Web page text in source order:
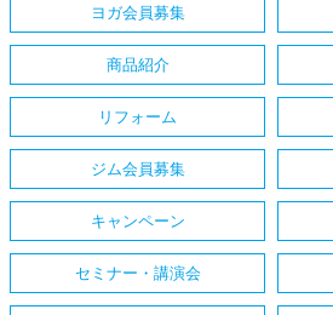
ヨガ会員募集
商品紹介
リフォーム
ジム会員募集
キャンペーン
セミナー・講演会